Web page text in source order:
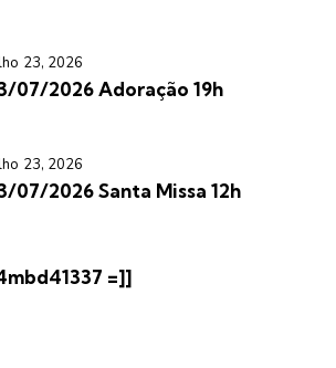
23, 2026
07/2026 Adoração 19h
23, 2026
07/2026 Santa Missa 12h
=]]